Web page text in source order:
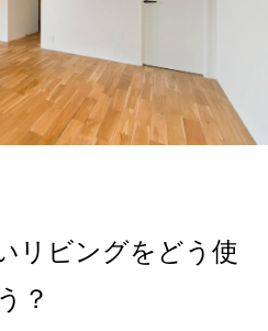
リビングをどう使
う？